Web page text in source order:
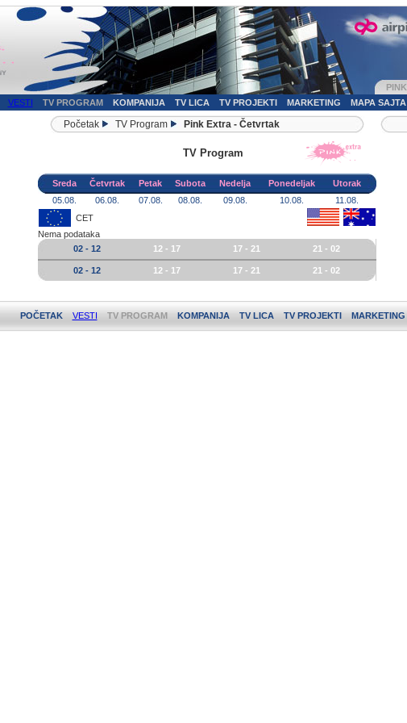
PINK
VESTI TV PROGRAM KOMPANIJA TV LICA TV PROJEKTI MARKETING MAPA SAJTA
Početak TV Program Pink Extra - Četvrtak
TV Program
Sreda Četvrtak Petak Subota Nedelja Ponedeljak
Utorak
05.08.
06.08. 07.08. 08.08. 09.08. 10.08.
11.08.
CET
Nema podataka
02 - 12
12 - 17 17 - 21 21 - 02
02 - 12 12 - 17 17 - 21 21 - 02
POČETAK VESTI TV PROGRAM KOMPANIJA TV LICA TV PROJEKTI MARKETING